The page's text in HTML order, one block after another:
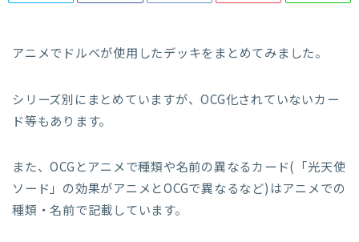
アニメでドルベが使用したデッキをまとめてみました。
シリーズ別にまとめていますが、OCG化されていないカー
ド等もあります。
また、OCGとアニメで種類や名前の異なるカード(「光天使
ソード」の効果がアニメとOCGで異なるなど)はアニメでの
種類・名前で記載しています。